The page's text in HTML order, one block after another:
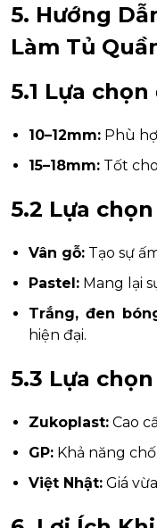
5. Hướng
Làm Tủ
5.1 Lựa
10–12mm: Phù
15–18mm: Tốt
5.2 Lựa
Vân gỗ: Tạo sự
Pastel: Mang lại
Trắng, đen
hiện đại.
5.3 Lựa
Zukoplast: Cao
GP: Khả năng
Việt Nhật: Giá